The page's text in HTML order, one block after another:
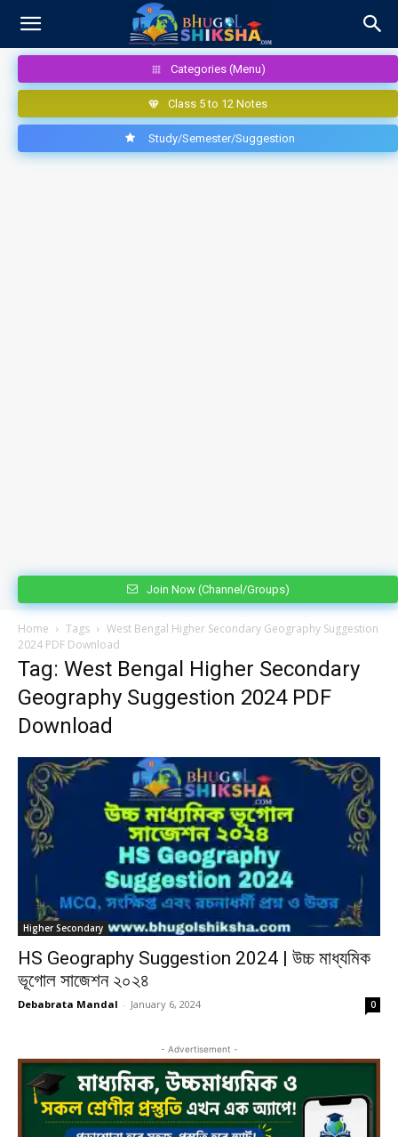
Categories (Menu)
Class 5 to 12 Notes
Study/Semester/Suggestion
Join Now (Channel/Groups)
Home Tags
West Bengal Higher Secondary Geography Suggestion
2024 PDF Download
Tag: West Bengal Higher Secondary
Geography Suggestion 2024 PDF
Download
Higher Secondary
HS Geography Suggestion 2024 | উচ্চ মাধ্যমিক
ভূগোল সাজেশন ২০২৪
Debabrata Mandal - January 6, 2024 0
- Advertisement -